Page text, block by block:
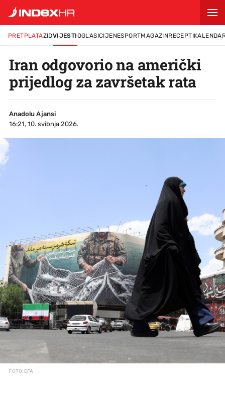
PRETPLATAZIDVIJESTIOGLASICIJENESPORTMAGAZINRECEPTI
Iran odgovorio na američki
prijedlog za završetak rata
Anadolu Ajansi
16:21, 10. svibnja 2026.
FOTO: EPA